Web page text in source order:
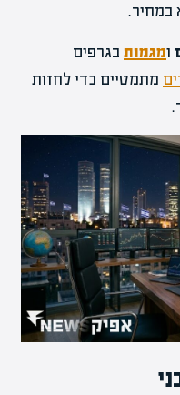
במחיר.
ומגמות בגרפים
מתמטיים כדי לחזות